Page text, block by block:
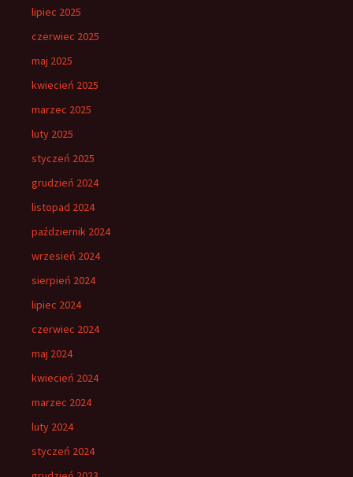
lipiec 2025
czerwiec 2025
maj 2025
kwiecień 2025
marzec 2025
luty 2025
styczeń 2025
grudzień 2024
listopad 2024
październik 2024
wrzesień 2024
sierpień 2024
lipiec 2024
czerwiec 2024
maj 2024
kwiecień 2024
marzec 2024
luty 2024
styczeń 2024